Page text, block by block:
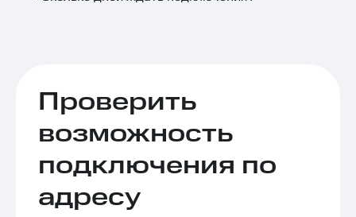
Проверить
возможность
подключения по
адресу